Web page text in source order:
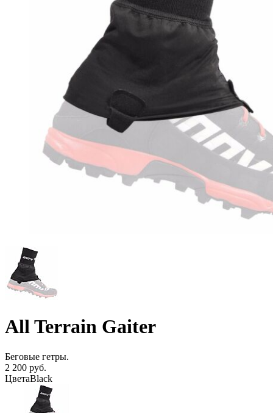
All Terrain Gaiter
Беговые гетры.
2 200 руб.
ЦветаBlack